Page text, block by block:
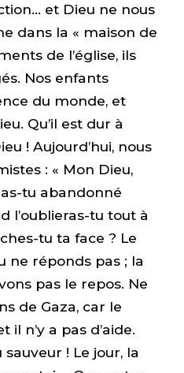
et Dieu ne nous
dans la « maison de
de l’église, ils
Nos enfants
du monde, et
Qu’il est dur à
! Aujourd’hui, nous
: « Mon Dieu,
tu abandonné
l’oublieras-tu tout à
tu ta face ? Le
ne réponds pas ; la
pas le repos. Ne
de Gaza, car le
n’y a pas d’aide.
! Le jour, la